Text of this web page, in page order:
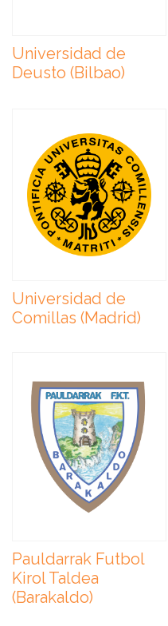
Universidad de
Deusto (Bilbao)
Universidad de
Comillas (Madrid)
Pauldarrak Futbol
Kirol Taldea
(Barakaldo)